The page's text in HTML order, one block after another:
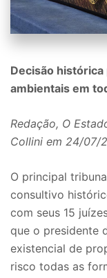
Decisão
ambientais em
Redação, O
Collini em 24/07/
O principal
consultivo
com seus 15
que o presidente
existencial de
risco todas as